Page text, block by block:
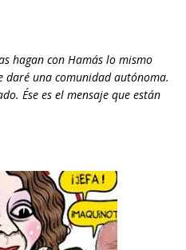
hagan con Hamás lo mismo
daré una comunidad autónoma.
Ése es el mensaje que están